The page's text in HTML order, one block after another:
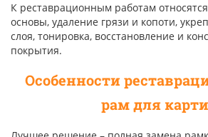
К реставрационным работам
основы, удаление грязи и копоти,
слоя, тонировка, восстановление и
покрытия.
Особенности
рам для